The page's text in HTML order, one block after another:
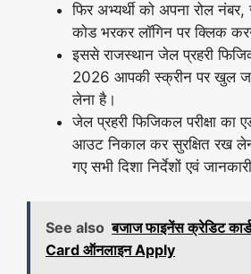
फिर अभ्यर्थी को अपना रोल नंबर,
कोड भरकर लॉगिन पर क्लिक
इससे राजस्थान जेल प्रहरी
2026 आपकी स्क्रीन पर खुल
लेना है।
जेल प्रहरी फिजिकल परीक्षा का
आउट निकाल कर सुरक्षित रख
गए सभी दिशा निर्देशों एवं
See also बजाज फाइनेंस क्रेडिट
Card ऑनलाइन Apply